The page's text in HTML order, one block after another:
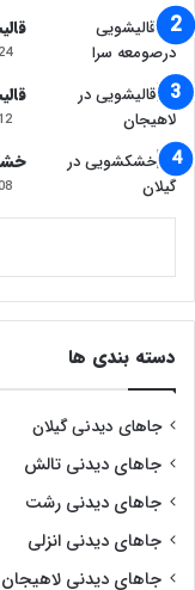
دسته بندی ها
جاهای دیدنی گیلان
جاهای دیدنی تالش
جاهای دیدنی رشت
جاهای دیدنی انزلی
جاهای دیدنی لاهیجان